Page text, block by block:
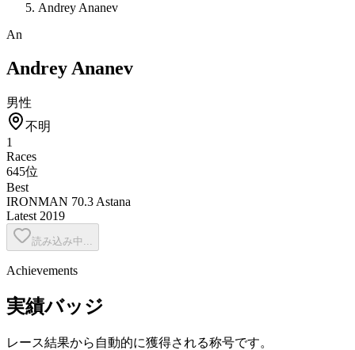
Andrey Ananev
An
Andrey Ananev
男性
不明
1
Races
645位
Best
IRONMAN 70.3 Astana
Latest 2019
読み込み中...
Achievements
実績バッジ
レース結果から自動的に獲得される称号です。